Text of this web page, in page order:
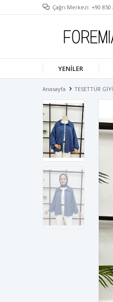
Çağrı Merkezi: +90 850
YENILER
Anasayfa TESETTÜR